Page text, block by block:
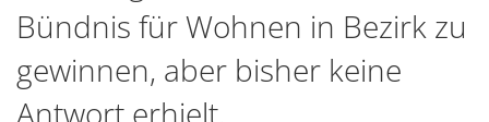
Bündnis für Wohnen in Bezirk zu
gewinnen, aber bisher keine
Antwort erhielt.